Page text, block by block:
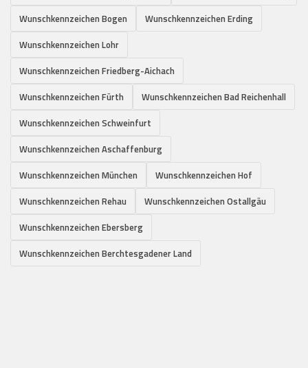
Wunschkennzeichen Bogen
Wunschkennzeichen Erding
Wunschkennzeichen Lohr
Wunschkennzeichen Friedberg-Aichach
Wunschkennzeichen Fürth
Wunschkennzeichen Bad Reichenhall
Wunschkennzeichen Schweinfurt
Wunschkennzeichen Aschaffenburg
Wunschkennzeichen München
Wunschkennzeichen Hof
Wunschkennzeichen Rehau
Wunschkennzeichen Ostallgäu
Wunschkennzeichen Ebersberg
Wunschkennzeichen Berchtesgadener Land